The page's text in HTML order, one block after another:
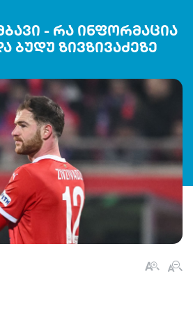
- რა ინფორმაცია
ბუდუ ზივზივაძეზე